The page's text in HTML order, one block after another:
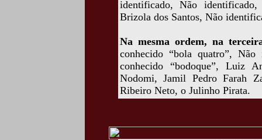
identificado, Não
Brizola dos Santos, Não
Na mesma ordem, na
conhecido “bola quatro”,
conhecido “bodoque”, Luiz
Nodomi, Jamil Pedro Farah
Ribeiro Neto, o Julinho Pirata.